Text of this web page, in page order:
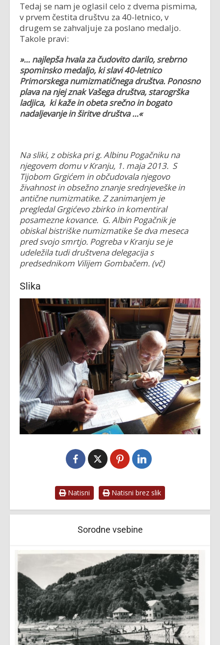
Tedaj se nam je oglasil celo z dvema pismima,
v prvem čestita društvu za 40-letnico, v
drugem se zahvaljuje za poslano medaljo.
Takole pravi:
»… najlepša hvala za čudovito darilo, srebrno
spominsko medaljo, ki slavi 40-letnico
Primorskega numizmatičnega društva. Ponosno
plava na njej znak Vašega društva, starogrška
ladjica, ki kaže in obeta srečno in bogato
nadaljevanje in širitve društva …«
Na sliki, z obiska pri g. Albinu Pogačniku na
njegovem domu v Kranju, 1. maja 2013. S
Tijobom Grgićem in občudovala njegovo
živahnost in obsežno znanje srednjeveške in
antične numizmatike. Z zanimanjem je
pregledal Grgićevo zbirko in komentiral
posamezne kovance. G. Albin Pogačnik je
obiskal bistriške numizmatike še dva meseca
pred svojo smrtjo. Pogreba v Kranju se je
udeležila tudi društvena delegacija s
predsednikom Vilijem Gombačem. (vč)
Slika
Natisni Natisni brez slik
Sorodne vsebine